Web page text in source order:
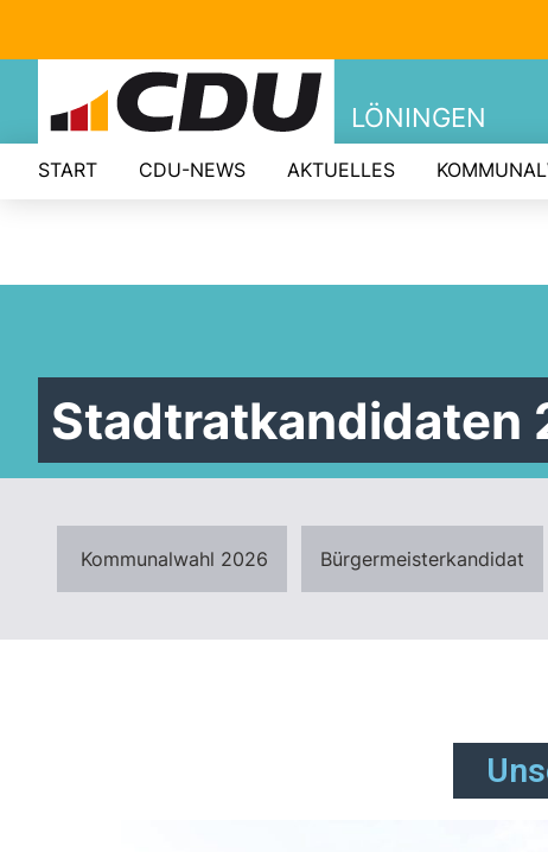
LÖNINGEN
START CDU-NEWS AKTUELLES
Stadtratkandidaten
Kommunalwahl 2026 Bürgermeisterkandidat